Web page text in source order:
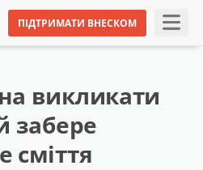
ПІДТРИМАТИ ВНЕСКОМ
викликати
забере
сміття